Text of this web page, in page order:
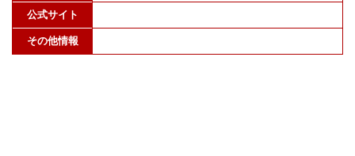
公式サイト
その他情報